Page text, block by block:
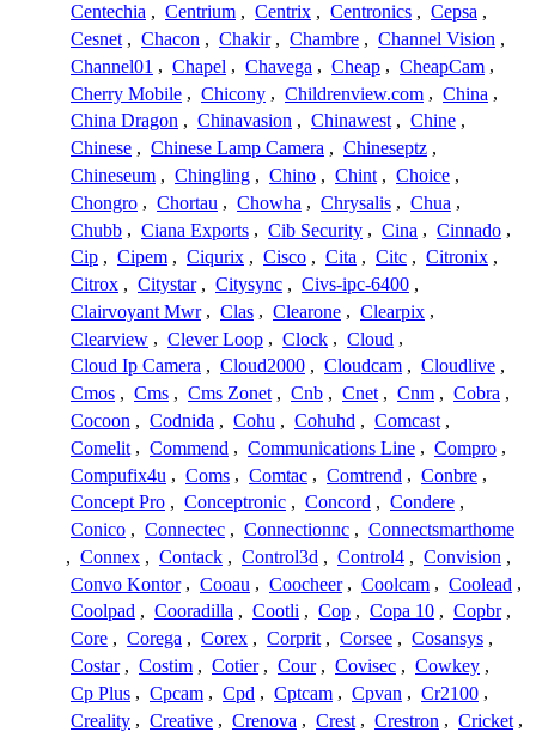
Centechia , Centrium , Centrix , Centronics , Cepsa ,
Cesnet , Chacon , Chakir , Chambre , Channel Vision ,
Channel01 , Chapel , Chavega , Cheap , CheapCam ,
Cherry Mobile , Chicony , Childrenview.com , China ,
China Dragon , Chinavasion , Chinawest , Chine ,
Chinese , Chinese Lamp Camera , Chineseptz ,
Chineseum , Chingling , Chino , Chint , Choice ,
Chongro , Chortau , Chowha , Chrysalis , Chua ,
Chubb , Ciana Exports , Cib Security , Cina , Cinnado ,
Cip , Cipem , Ciqurix , Cisco , Cita , Citc , Citronix ,
Citrox , Citystar , Citysync , Civs-ipc-6400 ,
Clairvoyant Mwr , Clas , Clearone , Clearpix ,
Clearview , Clever Loop , Clock , Cloud ,
Cloud Ip Camera , Cloud2000 , Cloudcam , Cloudlive ,
Cmos , Cms , Cms Zonet , Cnb , Cnet , Cnm , Cobra ,
Cocoon , Codnida , Cohu , Cohuhd , Comcast ,
Comelit , Commend , Communications Line , Compro ,
Compufix4u , Coms , Comtac , Comtrend , Conbre ,
Concept Pro , Conceptronic , Concord , Condere ,
Conico , Connectec , Connectionnc , Connectsmarthome
, Connex , Contack , Control3d , Control4 , Convision ,
Convo Kontor , Cooau , Coocheer , Coolcam , Coolead ,
Coolpad , Cooradilla , Cootli , Cop , Copa 10 , Copbr ,
Core , Corega , Corex , Corprit , Corsee , Cosansys ,
Costar , Costim , Cotier , Cour , Covisec , Cowkey ,
Cp Plus , Cpcam , Cpd , Cptcam , Cpvan , Cr2100 ,
Creality , Creative , Crenova , Crest , Crestron , Cricket ,